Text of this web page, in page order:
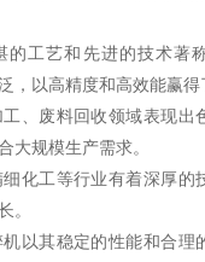
的工艺和先进的技术著
，以高精度和高效能赢得
、废料回收领域表现出
大规模生产需求。
化工等行业有着深厚的
。
以其稳定的性能和合理